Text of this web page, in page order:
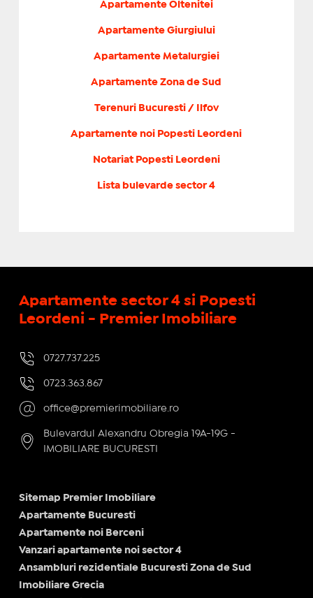
Apartamente Oltenitei
Apartamente Giurgiului
Apartamente Metalurgiei
Apartamente Zona de Sud
Terenuri Bucuresti / Ilfov
Apartamente noi Popesti Leordeni
Notariat Popesti Leordeni
Lista bulevarde sector 4
Apartamente sector 4 si Popesti
Leordeni - Premier Imobiliare
0727.737.225
0723.363.867
office@premierimobiliare.ro
Bulevardul Alexandru Obregia 19A-19G -
IMOBILIARE BUCURESTI
Sitemap Premier Imobiliare
Apartamente Bucuresti
Apartamente noi Berceni
Vanzari apartamente noi sector 4
Ansambluri rezidentiale Bucuresti Zona de Sud
Imobiliare Grecia